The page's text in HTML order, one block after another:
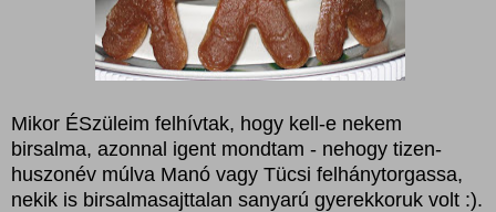
Mikor ÉSzüleim felhívtak, hogy kell-e nekem
birsalma, azonnal igent mondtam - nehogy tizen-
huszonév múlva Manó vagy Tücsi felhánytorgassa,
nekik is birsalmasajttalan sanyarú gyerekkoruk volt :).